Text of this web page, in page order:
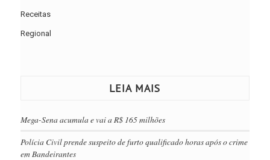
Receitas
Regional
LEIA MAIS
Mega-Sena acumula e vai a R$ 165 milhões
Polícia Civil prende suspeito de furto qualificado horas após o crime
em Bandeirantes